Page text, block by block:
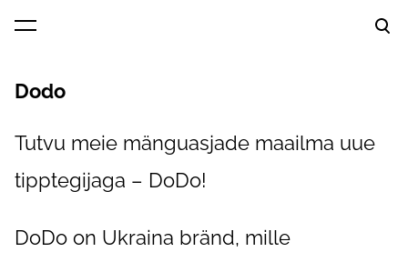
lisati ostukorvi.
Dodo
Tutvu meie mänguasjade maailma uue
tipptegijaga – DoDo!
DoDo on Ukraina bränd, mille